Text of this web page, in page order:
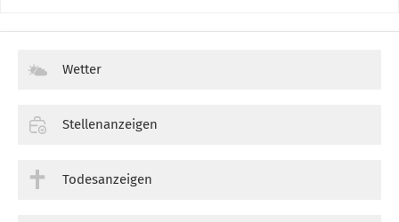
Wetter
Stellenanzeigen
Todesanzeigen